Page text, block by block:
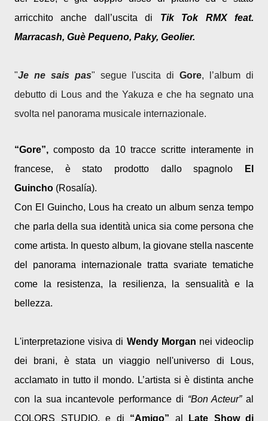
arricchito anche dall’uscita di Tik Tok RMX feat.
Marracash, Guè Pequeno, Paky, Geolier.
"Je ne sais pas" segue l'uscita diGore, l’album di
debutto di Lous and the Yakuza e che ha segnato una
svolta nel panorama musicale internazionale.
“Gore”, composto da 10 tracce scritte interamente in
francese, è stato prodotto dallo spagnolo
El
Guincho (Rosalía).
Con El Guincho, Lous ha creato un album senza tempo
che parla della sua identità unica sia come persona che
come artista. In questo album, la giovane stella nascente
del panorama internazionale tratta svariate tematiche
come la resistenza, la resilienza, la sensualità e la
bellezza.
L'interpretazione visiva di Wendy Morgan nei videoclip
dei brani, è stata un viaggio nell'universo di Lous,
acclamato in tutto il mondo. L’artista si è distinta anche
con la sua incantevole performance di “Bon Acteur”al
COLORS STUDIO, e di “Amigo” al
Late Show di